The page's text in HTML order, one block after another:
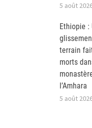
5 août
Ethiopie :
terrain
morts
l’Amhara
5 août